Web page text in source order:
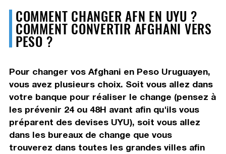
COMMENT CHANGER AFN EN UYU ?
COMMENT CONVERTIR AFGHANI VERS
PESO ?
Pour changer vos Afghani en Peso Uruguayen,
vous avez plusieurs choix. Soit vous allez dans
votre banque pour réaliser le change (pensez à
les prévenir 24 ou 48H avant afin qu'ils vous
préparent des devises UYU), soit vous allez
dans les bureaux de change que vous
trouverez dans toutes les grandes villes afin